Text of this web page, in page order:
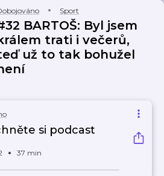
Sport
BARTOŠ: Byl jsem
trati i večerů,
už to tak bohužel
si podcast
37 min